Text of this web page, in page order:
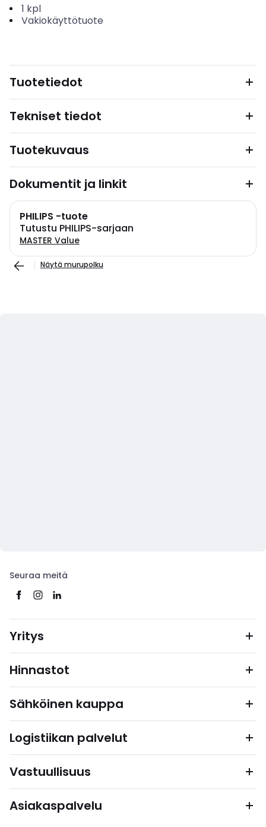
1 kpl
Vakiokäyttötuote
Tuotetiedot
Tekniset tiedot
Tuotekuvaus
Dokumentit ja linkit
PHILIPS -tuote
Tutustu PHILIPS-sarjaan
MASTER Value
Näytä murupolku
Seuraa meitä
Yritys
Hinnastot
Sähköinen kauppa
Logistiikan palvelut
Vastuullisuus
Asiakaspalvelu